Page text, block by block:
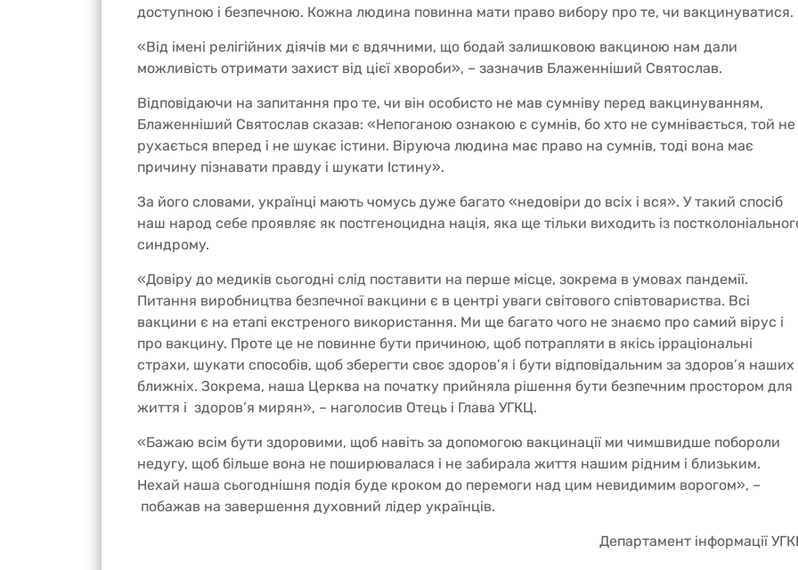
доступною і безпечною. Кожна людина повинна мати право вибору про те, чи вакцинуватися.
«Від імені релігійних діячів ми є вдячними, що бодай залишковою вакциною нам дали
можливість отримати захист від цієї хвороби», – зазначив Блаженніший Святослав.
Відповідаючи на запитання про те, чи він особисто не мав сумніву перед вакцинуванням,
Блаженніший Святослав сказав: «Непоганою ознакою є сумнів, бо хто не сумнівається, той не
рухається вперед і не шукає істини. Віруюча людина має право на сумнів, тоді вона має
причину пізнавати правду і шукати Істину».
За його словами, українці мають чомусь дуже багато «недовіри до всіх і вся». У такий спосіб
наш народ себе проявляє як постгеноцидна нація, яка ще тільки виходить із
синдрому.
«Довіру до медиків сьогодні слід поставити на перше місце, зокрема в умовах пандемії.
Питання виробництва безпечної вакцини є в центрі уваги світового співтовариства. Всі
вакцини є на етапі екстреного використання. Ми ще багато чого не знаємо про самий вірус і
про вакцину. Проте це не повинне бути причиною, щоб потрапляти в якісь ірраціональні
страхи, шукати способів, щоб зберегти своє здоров’я і бути відповідальним за здоров’я наших
ближніх. Зокрема, наша Церква на початку прийняла рішення бути безпечним простором для
життя і здоров’я мирян», – наголосив Отець і Глава УГКЦ.
«Бажаю всім бути здоровими, щоб навіть за допомогою вакцинації ми чимшвидше побороли
недугу, щоб більше вона не поширювалася і не забирала життя нашим рідним і близьким.
Нехай наша сьогоднішня подія буде кроком до перемоги над цим невидимим ворогом», –
побажав на завершення духовний лідер українців.
Департамент інформації